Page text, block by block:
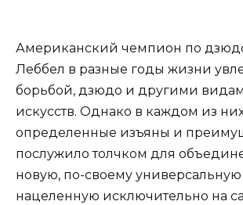
Американский чемпион по
Леббел в разные годы жизни
борьбой, дзюдо и другими
искусств. Однако в каждом из
определенные изъяны и
послужило толчком для
новую, по-своему универсальную
нацеленную исключительно на